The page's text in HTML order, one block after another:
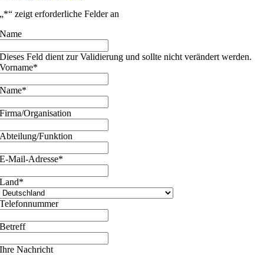
„*“ zeigt erforderliche Felder an
Name
Dieses Feld dient zur Validierung und sollte nicht verändert werden.
Vorname*
Name*
Firma/Organisation
Abteilung/Funktion
E-Mail-Adresse*
Land*
Telefonnummer
Betreff
Ihre Nachricht